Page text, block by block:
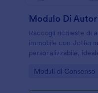
Raccogli richieste di
immobile con
personalizzabile,
condizioni di vendita.
Go to Category:
Moduli di Consenso